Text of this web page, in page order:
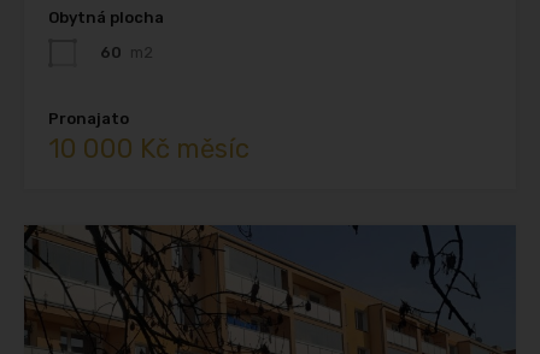
Obytná plocha
60 m2
Pronajato
10 000 Kč měsíc